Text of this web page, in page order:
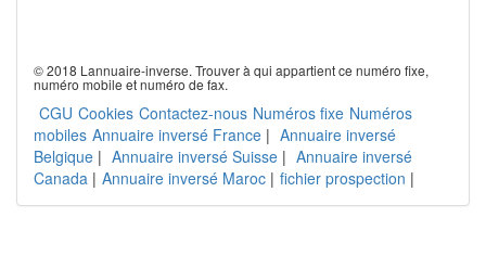
© 2018 Lannuaire-inverse. Trouver à qui appartient ce numéro fixe,
numéro mobile et numéro de fax.
CGU Cookies Contactez-nous Numéros fixe Numéros
mobiles Annuaire inversé France | Annuaire inversé
Belgique | Annuaire inversé Suisse | Annuaire inversé
Canada | Annuaire inversé Maroc | fichier prospection |